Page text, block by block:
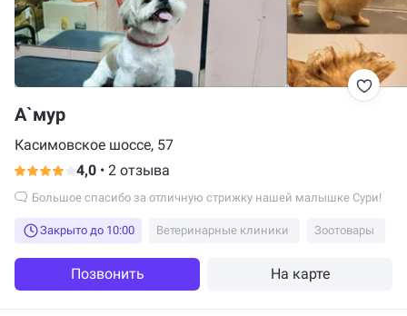
А`мур
Касимовское шоссе, 57
4,0 • 2 отзыва
Большое спасибо за отличную стрижку нашей малышке Сури!
Закрыто до 10:00 Ветеринарные клиники Зоотовары
Позвонить На карте